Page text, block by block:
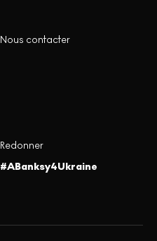
Nous contacter
Redonner
#ABanksy4Ukraine